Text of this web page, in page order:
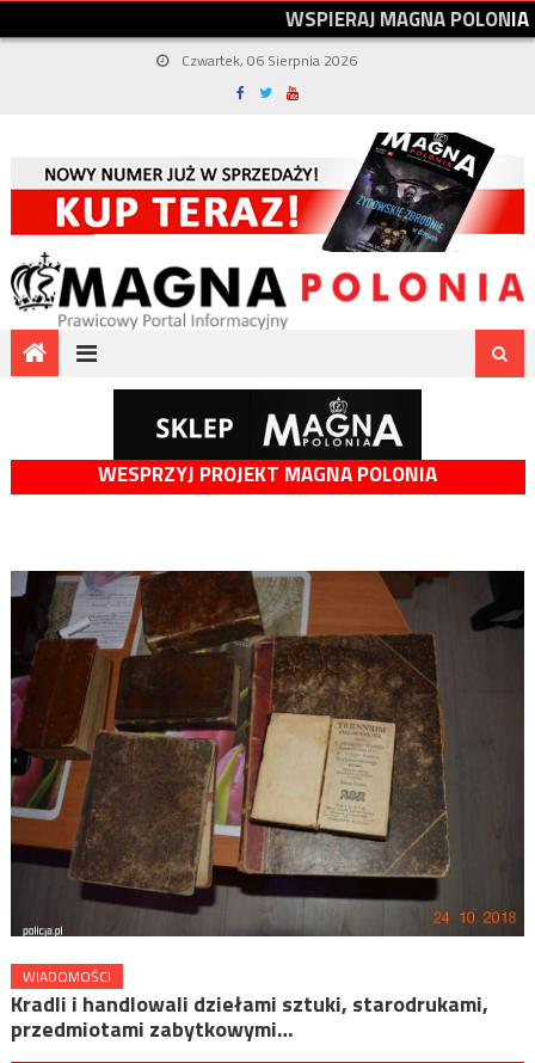
WSPIERAJMAGNAPOLONIA
Czwartek, 06 Sierpnia 2026
WESPRZYJ PROJEKT MAGNA POLONIA
WIADOMOŚCI
Kradli i handlowali dziełami sztuki, starodrukami,
przedmiotami zabytkowymi…